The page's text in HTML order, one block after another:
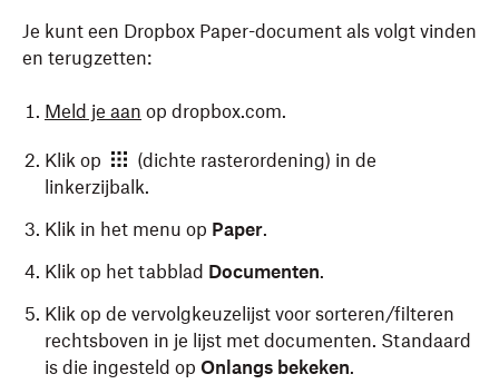
Je kunt een Dropbox Paper-document als volgt vinden
en terugzetten:
Meld je aan op dropbox.com.
Klik op
(dichte rasterordening) in de
linkerzijbalk.
Klik in het menu op Paper.
Klik op het tabblad Documenten.
Klik op de vervolgkeuzelijst voor sorteren/filteren
rechtsboven in je lijst met documenten. Standaard
is die ingesteld op Onlangs bekeken.